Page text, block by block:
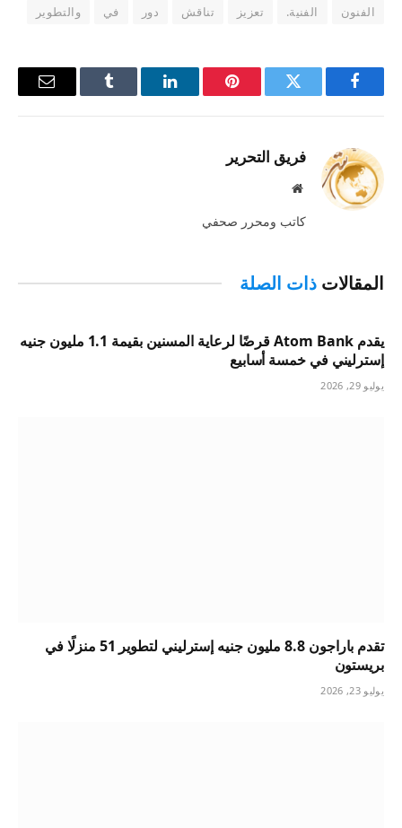
الفنون
الفنية. تعزيز تناقش دور في والتطوير
فيسبوك تويتر بينتيريستلينكدإن Tumblr
البريد
فريق التحرير
موقع
كاتب ومحرر صحفي
المقالات ذات الصلة
يقدم Atom Bank قرضًا لرعاية المسنين بقيمة 1.1 مليون جنيه
إسترليني في خمسة أسابيع
يوليو 29, 2026
تقدم باراجون 8.8 مليون جنيه إسترليني لتطوير 51 منزلًا في
بريستون
يوليو 23, 2026